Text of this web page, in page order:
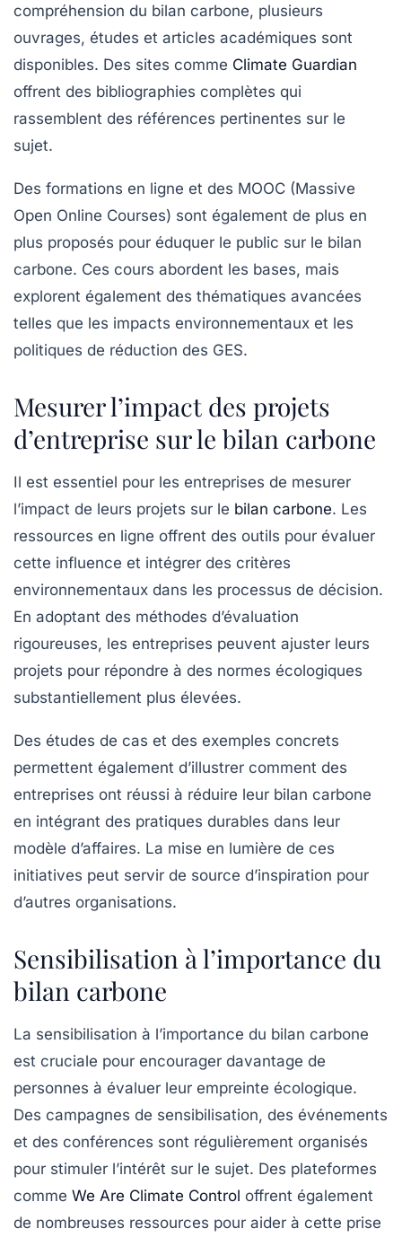
compréhension du bilan carbone, plusieurs
ouvrages, études et articles académiques sont
disponibles. Des sites comme Climate Guardian
offrent des bibliographies complètes qui
rassemblent des références pertinentes sur le
sujet.
Des formations en ligne et des MOOC (Massive
Open Online Courses) sont également de plus en
plus proposés pour éduquer le public sur le bilan
carbone. Ces cours abordent les bases, mais
explorent également des thématiques avancées
telles que les impacts environnementaux et les
politiques de réduction des GES.
Mesurer l’impact des projets
d’entreprise sur le bilan carbone
Il est essentiel pour les entreprises de mesurer
l’impact de leurs projets sur le bilan carbone. Les
ressources en ligne offrent des outils pour évaluer
cette influence et intégrer des critères
environnementaux dans les processus de décision.
En adoptant des méthodes d’évaluation
rigoureuses, les entreprises peuvent ajuster leurs
projets pour répondre à des normes écologiques
substantiellement plus élevées.
Des études de cas et des exemples concrets
permettent également d’illustrer comment des
entreprises ont réussi à réduire leur bilan carbone
en intégrant des pratiques durables dans leur
modèle d’affaires. La mise en lumière de ces
initiatives peut servir de source d’inspiration pour
d’autres organisations.
Sensibilisation à l’importance du
bilan carbone
La sensibilisation à l’importance du bilan carbone
est cruciale pour encourager davantage de
personnes à évaluer leur empreinte écologique.
Des campagnes de sensibilisation, des événements
et des conférences sont régulièrement organisés
pour stimuler l’intérêt sur le sujet. Des plateformes
comme We Are Climate Control offrent également
de nombreuses ressources pour aider à cette prise